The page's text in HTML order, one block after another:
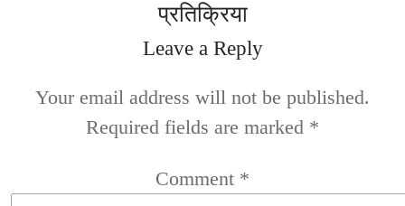
प्रतिक्रिया
Leave a Reply
Your email address will not be published.
Required fields are marked *
Comment *